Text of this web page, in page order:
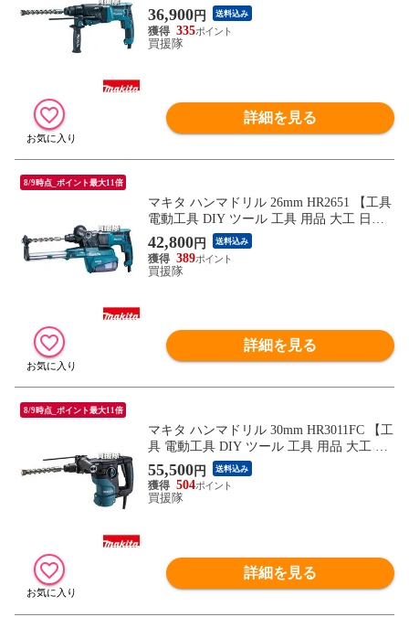
曜大工 穴あけ 穴 ネジ ハツリ makita 正規
品 日本仕様 マキタ正規取扱店】【おしゃ
れ おすすめ】
36,900円 送料込み
335
買援隊
詳細を見る
8/9時点_ポイント最大11倍
マキタ ハンマドリル 26mm HR2651 【工具
電動工具 DIY ツール 工具 用品 大工 日曜
大工 穴あけ 穴 ネジ ハツリ makita 正規品
日本仕様 マキタ正規取扱店】【おしゃれ
おすすめ】
42,800円 送料込み
389
買援隊
詳細を見る
8/9時点_ポイント最大11倍
マキタ ハンマドリル 30mm HR3011FC 【工
具 電動工具 DIY ツール 工具 用品 大工 日
曜大工 穴あけ 穴 ネジ ハツリ makita 正規
品 日本仕様 マキタ正規取扱店】【おしゃ
れ おすすめ】
55,500円 送料込み
504
買援隊
詳細を見る